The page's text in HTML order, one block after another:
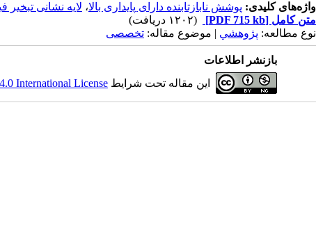
واژه‌های کلیدی: پوشش نابازتابنده دارای پایداری بالا، لایه نشانی تبخیر
متن کامل [PDF 715 kb]
(۱۲۰۲ دریافت)
نوع مطالعه: پژوهشي | موضوع مقاله: تخصصی
بازنشر اطلاعات
این مقاله تحت شرایط International License